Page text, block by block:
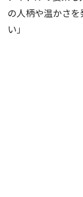
の人柄や温かさ
い」